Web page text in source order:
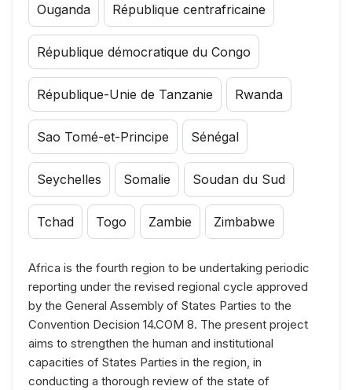
Ouganda République centrafricaine
République démocratique du Congo
République-Unie de Tanzanie Rwanda
Sao Tomé-et-Principe Sénégal
Seychelles Somalie Soudan du Sud
Tchad Togo Zambie Zimbabwe
Africa is the fourth region to be undertaking periodic
reporting under the revised regional cycle approved
by the General Assembly of States Parties to the
Convention Decision 14.COM 8. The present project
aims to strengthen the human and institutional
capacities of States Parties in the region, in
conducting a thorough review of the state of